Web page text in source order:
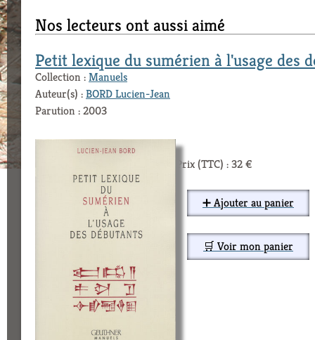
Nos lecteurs ont aussi aimé
Petit lexique du sumérien à l'usage des
Collection :Manuels
Auteur(s) :BORD Lucien-Jean
Parution : 2003
Prix (TTC) : 32 €
➕ Ajouter au panier
🛒 Voir mon panier